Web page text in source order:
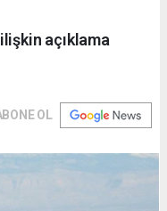
açıklama
OL